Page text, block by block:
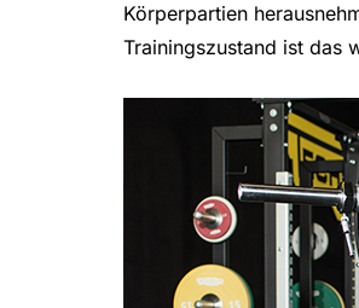
Körperpartien
Trainingszustand ist das